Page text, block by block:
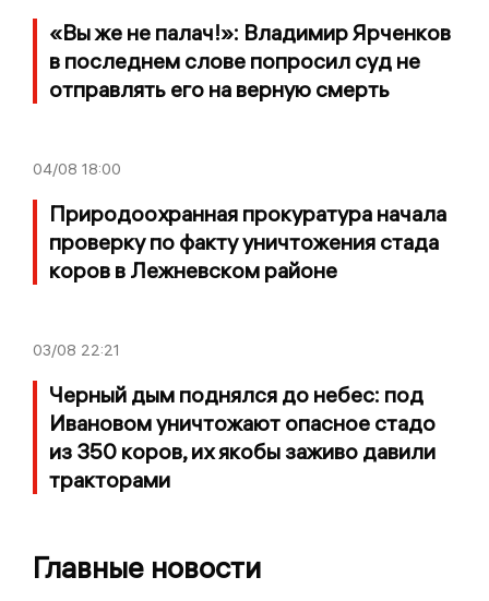
«Вы же не палач!»: Владимир Ярченков
в последнем слове попросил суд не
отправлять его на верную смерть
04/08 18:00
Природоохранная прокуратура начала
проверку по факту уничтожения стада
коров в Лежневском районе
03/08 22:21
Черный дым поднялся до небес: под
Ивановом уничтожают опасное стадо
из 350 коров, их якобы заживо давили
тракторами
Главные новости